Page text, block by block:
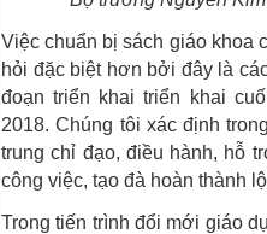
Việc chuẩn bị sách giáo khoa
hỏi đặc biệt hơn bởi đây là
đoạn triển khai triển khai
2018. Chúng tôi xác định
trung chỉ đạo, điều hành, hỗ
công việc, tạo đà hoàn thành
Trong tiến trình đổi mới giáo